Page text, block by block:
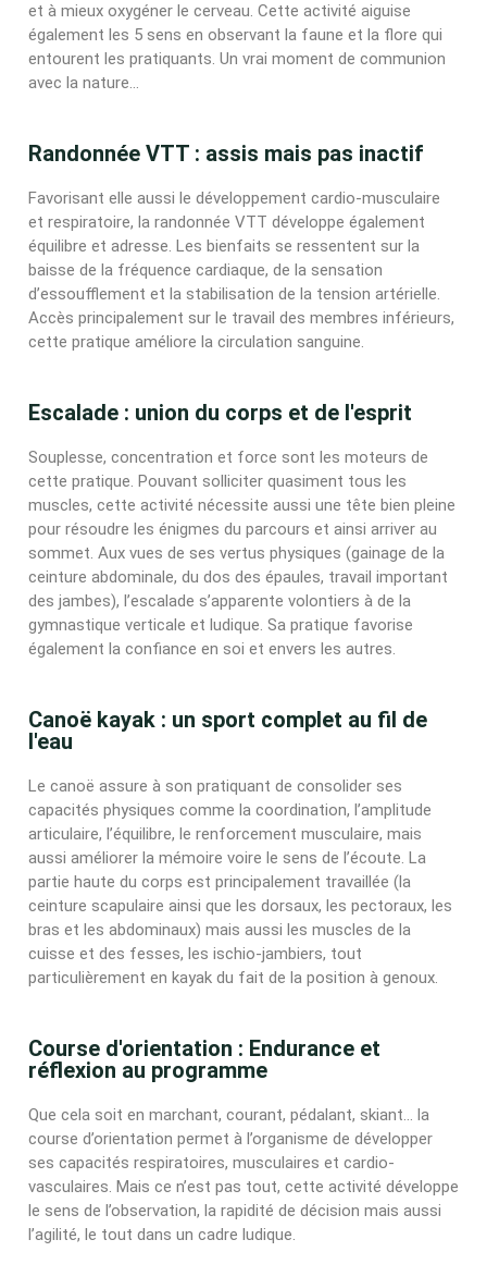
et à mieux oxygéner le cerveau. Cette activité aiguise
également les 5 sens en observant la faune et la flore qui
entourent les pratiquants. Un vrai moment de communion
avec la nature…
Randonnée VTT : assis mais pas inactif
Favorisant elle aussi le développement cardio-musculaire
et respiratoire, la randonnée VTT développe également
équilibre et adresse. Les bienfaits se ressentent sur la
baisse de la fréquence cardiaque, de la sensation
d’essoufflement et la stabilisation de la tension artérielle.
Accès principalement sur le travail des membres inférieurs,
cette pratique améliore la circulation sanguine.
Escalade : union du corps et de l'esprit
Souplesse, concentration et force sont les moteurs de
cette pratique. Pouvant solliciter quasiment tous les
muscles, cette activité nécessite aussi une tête bien pleine
pour résoudre les énigmes du parcours et ainsi arriver au
sommet. Aux vues de ses vertus physiques (gainage de la
ceinture abdominale, du dos des épaules, travail important
des jambes), l’escalade s’apparente volontiers à de la
gymnastique verticale et ludique. Sa pratique favorise
également la confiance en soi et envers les autres.
Canoë kayak : un sport complet au fil de
l'eau
Le canoë assure à son pratiquant de consolider ses
capacités physiques comme la coordination, l’amplitude
articulaire, l’équilibre, le renforcement musculaire, mais
aussi améliorer la mémoire voire le sens de l’écoute. La
partie haute du corps est principalement travaillée (la
ceinture scapulaire ainsi que les dorsaux, les pectoraux, les
bras et les abdominaux) mais aussi les muscles de la
cuisse et des fesses, les ischio-jambiers, tout
particulièrement en kayak du fait de la position à genoux.
Course d'orientation : Endurance et
réflexion au programme
Que cela soit en marchant, courant, pédalant, skiant… la
course d’orientation permet à l’organisme de développer
ses capacités respiratoires, musculaires et cardio-
vasculaires. Mais ce n’est pas tout, cette activité développe
le sens de l’observation, la rapidité de décision mais aussi
l’agilité, le tout dans un cadre ludique.